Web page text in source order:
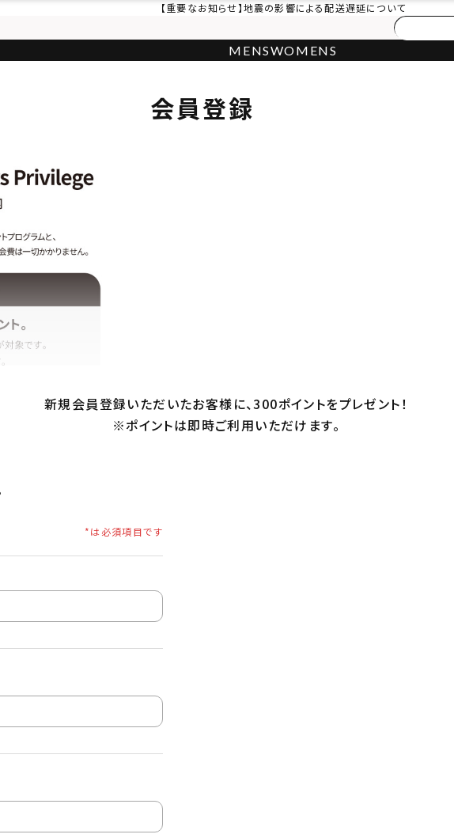
【重要なお知らせ】地震の影響による配送遅延について
MENSWOMENS
会員登録
新規会員登録いただいたお客様に、300ポイントをプレゼント！
※ポイントは即時ご利用いただけます。